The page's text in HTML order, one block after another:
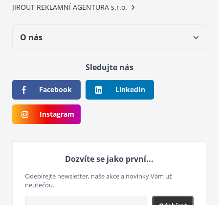
JIROUT REKLAMNÍ AGENTURA s.r.o.
O nás
Sledujte nás
Facebook LinkedIn
Instagram
Dozvíte se jako první...
Odebírejte newsletter, naše akce a novinky Vám už
neutečou.